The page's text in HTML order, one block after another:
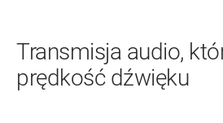
Transmisja audio,
prędkość dźwięku